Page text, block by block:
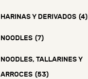
HARINAS Y DERIVADOS (4)
NOODLES (7)
NOODLES, TALLARINES Y
ARROCES (53)